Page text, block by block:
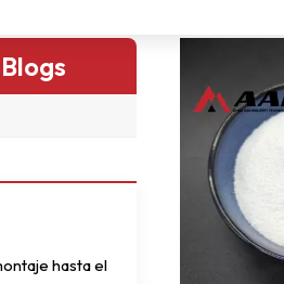
hasta el